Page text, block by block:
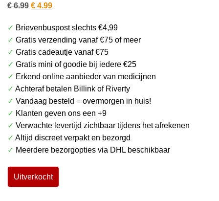
€6.99 Oorspronkelijke
was:
€ 6.99.
€ 4.99Huidige
is:
€ 4.99.
✓ Brievenbuspost slechts €4,99
✓ Gratis verzending vanaf €75 of meer
✓ Gratis cadeautje vanaf €75
✓ Gratis mini of goodie bij iedere €25
✓ Erkend online aanbieder van medicijnen
✓ Achteraf betalen Billink of Riverty
✓ Vandaag besteld = overmorgen in huis!
✓ Klanten geven ons een +9
✓ Verwachte levertijd zichtbaar tijdens het afrekenen
✓ Altijd discreet verpakt en bezorgd
✓ Meerdere bezorgopties via DHL beschikbaar
Uitverkocht